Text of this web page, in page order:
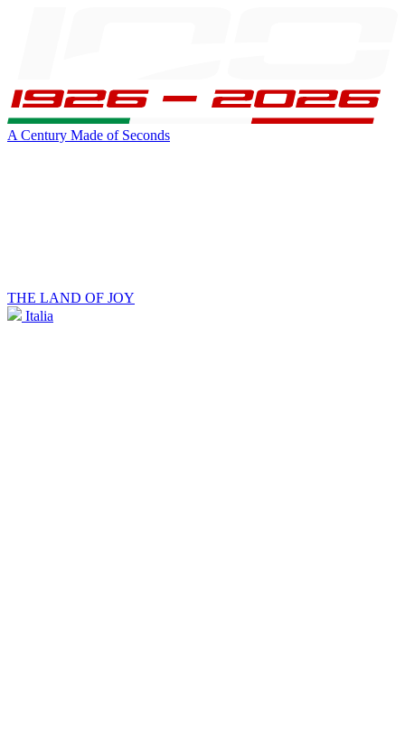
A Century Made of Seconds
THE LAND OF JOY
Italia